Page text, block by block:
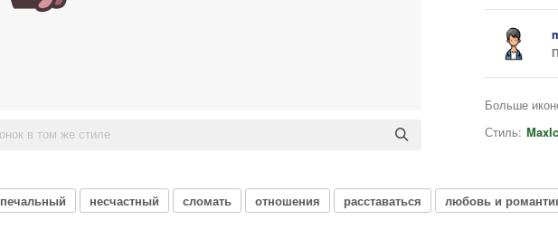
Больше
Стиль:
печальный несчастный сломать отношения расставаться любовь и